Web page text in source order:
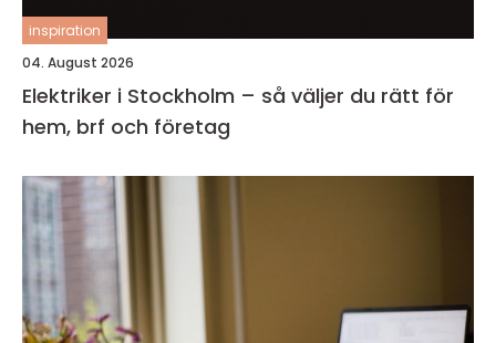
inspiration
04. August 2026
Elektriker i Stockholm – så väljer du rätt för
hem, brf och företag